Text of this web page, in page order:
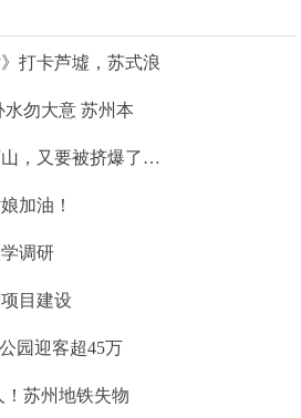
打卡芦墟，苏式浪
勿大意 苏州本
，又要被挤爆了…
加油！
调研
目建设
园迎客超45万
！苏州地铁失物